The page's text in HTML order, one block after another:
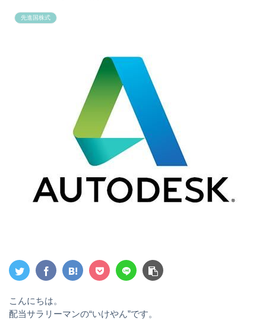
先進国株式
こんにちは。
配当サラリーマンの“いけやん”です。